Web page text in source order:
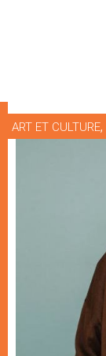
ART ET CULTURE,